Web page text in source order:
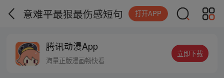
意难平最狠最伤感短句 打开APP
腾讯动漫App
海量正版漫画畅快看
立即下载